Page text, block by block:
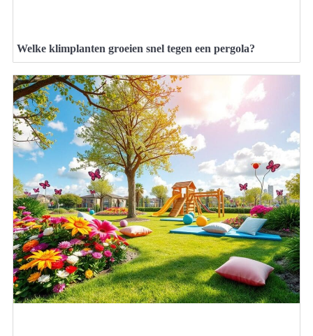
Welke klimplanten groeien snel tegen een pergola?